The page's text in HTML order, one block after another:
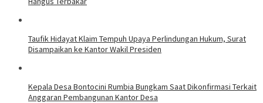
Taufik Hidayat Klaim Tempuh Upaya Perlindungan Hukum, Surat
Disampaikan ke Kantor Wakil Presiden
Kepala Desa Bontocini Rumbia Bungkam Saat Dikonfirmasi Terkait
Anggaran Pembangunan Kantor Desa